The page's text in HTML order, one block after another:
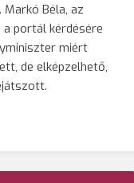
Markó Béla, az
a portál kérdésére
miért
de elképzelhető,